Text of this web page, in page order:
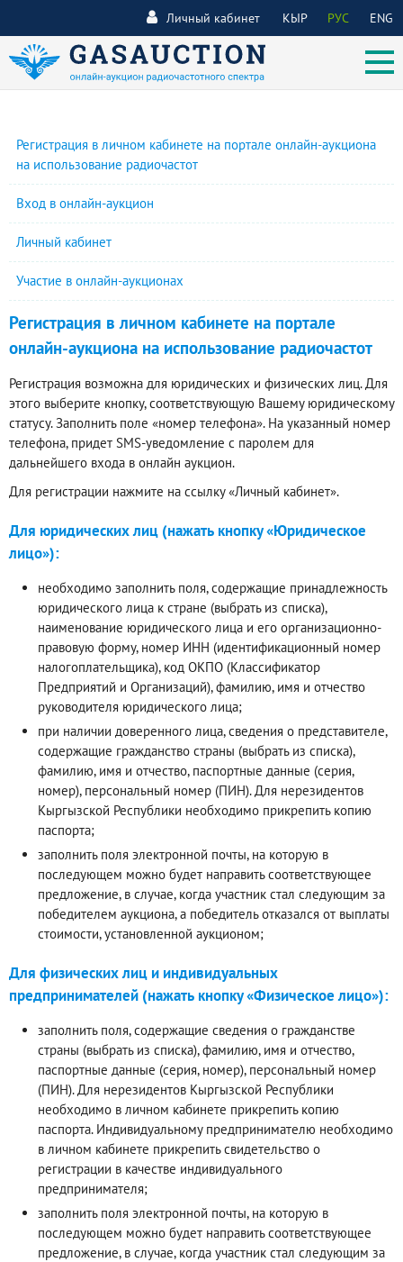
КЫР РУС ENG
Личный кабинет
Регистрация в личном кабинете на портале онлайн-аукциона
на использование радиочастот
Вход в онлайн-аукцион
Личный кабинет
Участие в онлайн-аукционах
Регистрация в личном кабинете на портале
онлайн-аукциона на использование радиочастот
Регистрация возможна для юридических и физических лиц. Для
этого выберите кнопку, соответствующую Вашему юридическому
статусу. Заполнить поле «номер телефона». На указанный номер
телефона, придет SMS-уведомление с паролем для
дальнейшего входа в онлайн аукцион.
Для регистрации нажмите на ссылку «Личный кабинет».
Для юридических лиц (нажать кнопку «Юридическое
лицо»):
необходимо заполнить поля, содержащие принадлежность
юридического лица к стране (выбрать из списка),
наименование юридического лица и его организационно-
правовую форму, номер ИНН (идентификационный номер
налогоплательщика), код ОКПО (Классификатор
Предприятий и Организаций), фамилию, имя и отчество
руководителя юридического лица;
при наличии доверенного лица, сведения о представителе,
содержащие гражданство страны (выбрать из списка),
фамилию, имя и отчество, паспортные данные (серия,
номер), персональный номер (ПИН). Для нерезидентов
Кыргызской Республики необходимо прикрепить копию
паспорта;
заполнить поля электронной почты, на которую в
последующем можно будет направить соответствующее
предложение, в случае, когда участник стал следующим за
победителем аукциона, а победитель отказался от выплаты
стоимости, установленной аукционом;
Для физических лиц и индивидуальных
предпринимателей (нажать кнопку «Физическое лицо»):
заполнить поля, содержащие сведения о гражданстве
страны (выбрать из списка), фамилию, имя и отчество,
паспортные данные (серия, номер), персональный номер
(ПИН). Для нерезидентов Кыргызской Республики
необходимо в личном кабинете прикрепить копию
паспорта. Индивидуальному предпринимателю необходимо
в личном кабинете прикрепить свидетельство о
регистрации в качестве индивидуального
предпринимателя;
заполнить поля электронной почты, на которую в
последующем можно будет направить соответствующее
предложение, в случае, когда участник стал следующим за